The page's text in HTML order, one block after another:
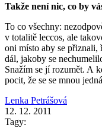
Takže není nic, co by
To co všechny:
v totalitě leccos, ale
oni místo aby se přiznali,
dál, jakoby se
Snažím se jí rozumět. A
pocit, že se se mnou
Lenka Petrášová
12. 12. 2011
Tagy: